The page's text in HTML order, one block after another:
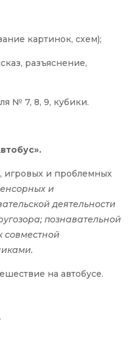
картинок, схем);
разъяснение,
№ 7, 8, 9, кубики.
игровых и проблемных
и
деятельности
познавательной
совместной
на автобусе.